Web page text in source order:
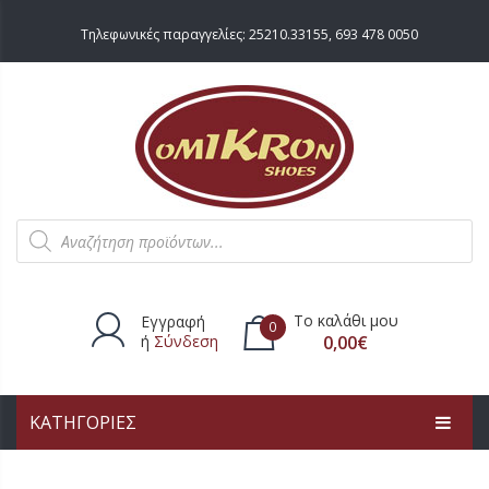
Τηλεφωνικές παραγγελίες: 25210.33155, 693 478 0050
Products
search
Εγγραφή
ή Σύνδεση
0 Το καλάθι μου
0,00€
Δεν υπάρχουν προϊόντα στο
καλάθι.
ΚΑΤΗΓΟΡΙΕΣ